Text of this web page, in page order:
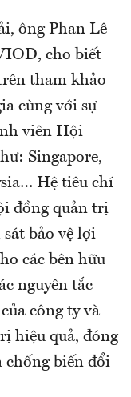
ông Phan Lê
cho biết
tham khảo
cùng với sự
viên Hội
Singapore,
Hệ tiêu chí
đồng quản trị
bảo vệ lợi
các bên hữu
nguyên tắc
công ty và
hiệu quả, đóng
chống biến đổi